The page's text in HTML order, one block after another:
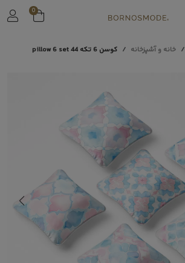
0
خانه و آشپزخانه کوسن 6 تکه pillow 6 set 44